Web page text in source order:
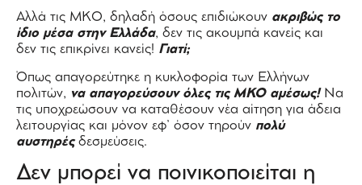
Αλλά τις ΜΚΟ, δηλαδή όσους επιδιώκουν ακριβώς το
ίδιο μέσα στην Ελλάδα, δεν τις ακουμπά κανείς και
δεν τις επικρίνει κανείς! Γιατί;
Όπως απαγορεύτηκε η κυκλοφορία των Ελλήνων
πολιτών, να απαγορεύσουν όλες τις ΜΚΟ αμέσως!Να
τις υποχρεώσουν να καταθέσουν νέα αίτηση για άδεια
λειτουργίας και μόνον εφ’ όσον τηρούν πολύ
αυστηρέςδεσμεύσεις.
Δεν μπορεί να ποινικοποιείται η